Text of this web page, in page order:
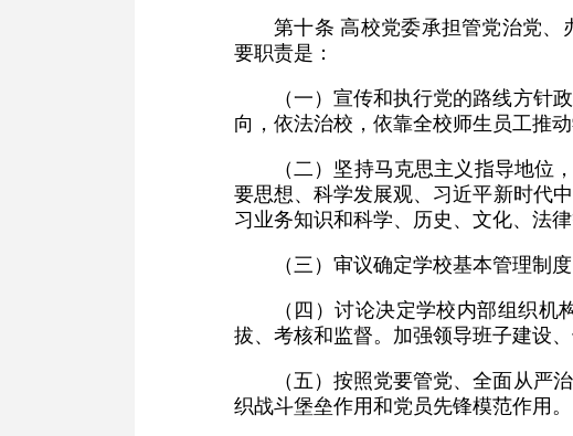
第十条 高校党委承担管党治党
要职责是：
（一）宣传和执行党的路线方针
向，依法治校，依靠全校师生员工推
（二）坚持马克思主义指导地位
要思想、科学发展观、习近平新时代
习业务知识和科学、历史、文化、法律
（三）审议确定学校基本管理制
（四）讨论决定学校内部组织
拔、考核和监督。加强领导班子建设
（五）按照党要管党、全面从严
织战斗堡垒作用和党员先锋模范作用。